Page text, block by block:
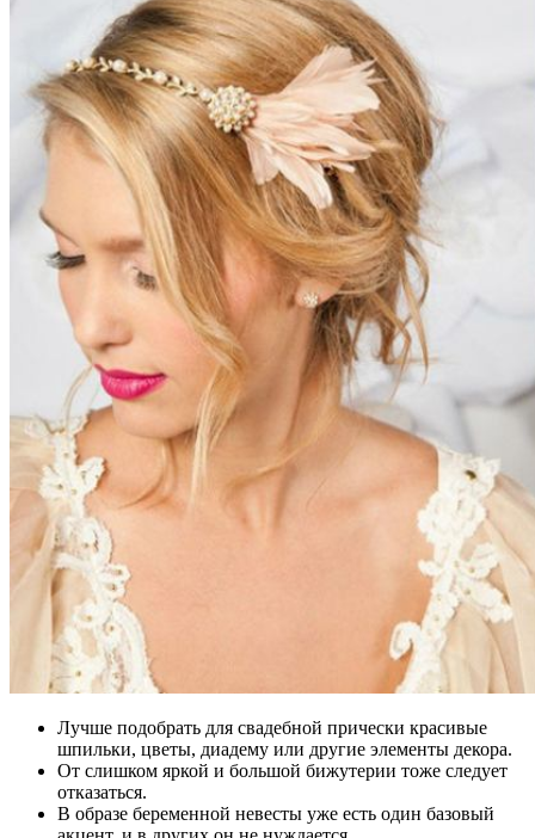
Лучше подобрать для свадебной прически красивые
шпильки, цветы, диадему или другие элементы декора.
От слишком яркой и большой бижутерии тоже следует
отказаться.
В образе беременной невесты уже есть один базовый